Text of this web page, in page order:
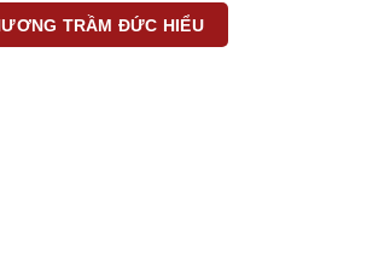
TRẦM ĐỨC HIỂU